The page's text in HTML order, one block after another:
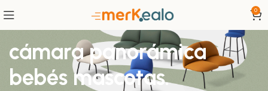
0
cámara panorámica
bebés mascotas.